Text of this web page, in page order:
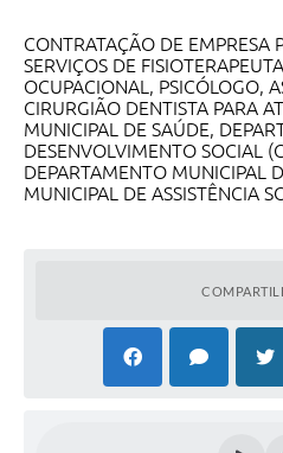
Diário Oficial
Junta Militar
Legislação
CONTRATAÇÃO DE EMPRESA
SERVIÇOS DE
OCUPACIONAL, PSICÓLOGO,
CIRURGIÃO DENTISTA PARA
MUNICIPAL DE SAÚDE,
DESENVOLVIMENTO SOCIAL
DEPARTAMENTO MUNICIPAL
MUNICIPAL DE ASSISTÊNCIA